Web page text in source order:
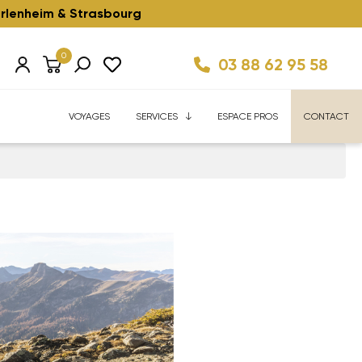
& Strasbourg
0 03 88 62 95 58
VOYAGES SERVICES ESPACE PROS CONTACT